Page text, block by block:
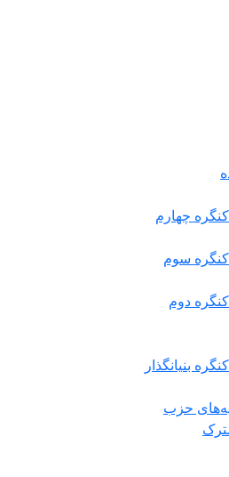
کنگره چهارم
کنگره سوم
کنگره دوم
بنیانگذار
حزب